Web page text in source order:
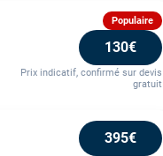
Populaire
130€
Prix indicatif, confirmé sur devis
gratuit
395€